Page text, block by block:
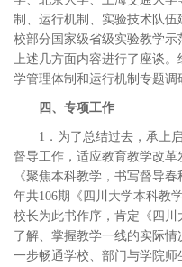
制、运行机制、实验技术队
校部分国家级省级实验教学
上述几方面内容进行了座谈
学管理体制和运行机制专题调
四、专项工作
1．为了总结过去，承上
督导工作，适应教育教学改
《聚焦本科教学，书写督导
年共106期《四川大学本科教
校长为此书作序，肯定《四
了解、掌握教学一线的实际
一步畅通学校、部门与学院